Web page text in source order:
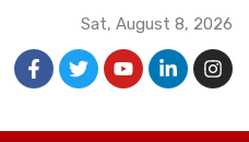
Sat, August 8, 2026